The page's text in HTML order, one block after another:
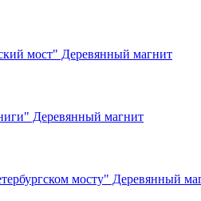
мост" Деревянный магнит
Деревянный магнит
мосту" Деревянный